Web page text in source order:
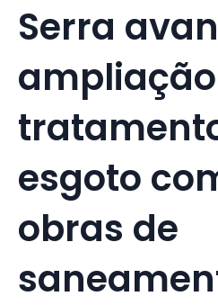
Serra
esgoto
obras de